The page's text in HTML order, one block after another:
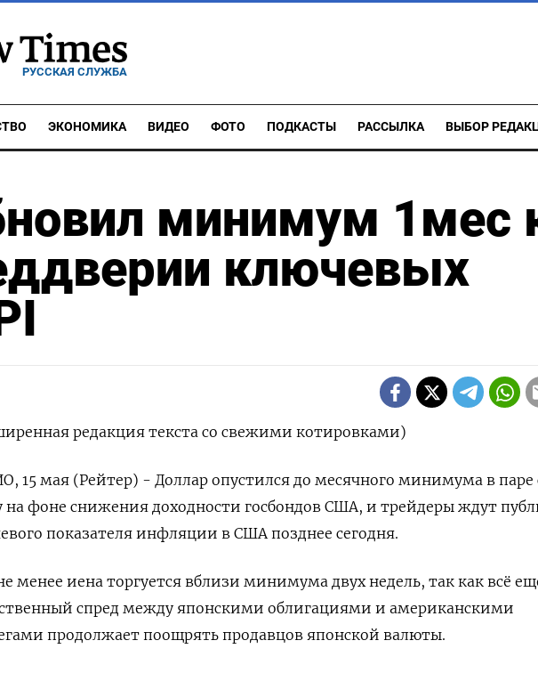
РУССКАЯ СЛУЖБА
ЭКОНОМИКА ВИДЕО ФОТО ПОДКАСТЫ РАССЫЛКА ВЫБОР
минимум 1мес
ключевых
редакция текста со свежими котировками)
15 мая (Рейтер) - Доллар опустился до месячного минимума в паре
на фоне снижения доходности госбондов США, и трейдеры ждут
показателя инфляции в США позднее сегодня.
менее иена торгуется вблизи минимума двух недель, так как всё
спред между японскими облигациями и американскими
продолжает поощрять продавцов японской валюты.